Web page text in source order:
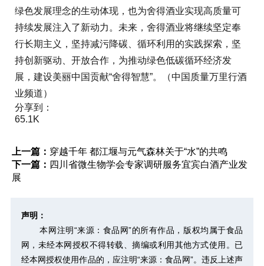
绿色发展理念的生动体现，也为舍得酒业实现高质量可
持续发展注入了新动力。未来，舍得酒业将继续坚定奉
行长期主义，坚持减污降碳、循环利用的实践探索，坚
持创新驱动、开放合作，为推动绿色低碳循环经济发
展，建设美丽中国贡献“舍得智慧”。（中国质量万里行酒
业频道）
分享到：
65.1K
上一篇： 穿越千年 都江堰与元气森林关于“水”的共鸣
下一篇： 四川省微生物学会专家调研服务宜宾白酒产业发
展
声明：
本网注明“来源：食品网”的所有作品，版权均属于食品
网，未经本网授权不得转载、摘编或利用其他方式使用。已
经本网授权使用作品的，应注明“来源：食品网”。违反上述声